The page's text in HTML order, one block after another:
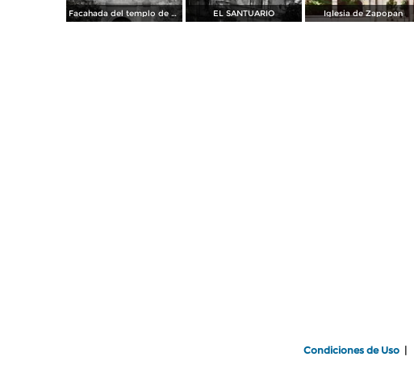
Facahada del templo de Zapopan EL SANTUARIO Iglesia de Zapopan
Condiciones de Uso